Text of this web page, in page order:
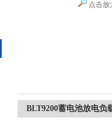
点击放
BLT9200蓄电池放电负